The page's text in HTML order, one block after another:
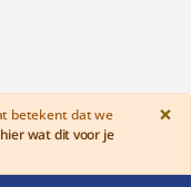
betekent dat we
wat dit voor je
×